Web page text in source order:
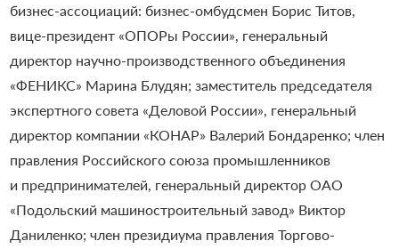
бизнес-ассоциаций: бизнес-омбудсмен Борис Титов,
вице-президент «ОПОРы России», генеральный
директор научно-производственного объединения
«ФЕНИКС» Марина Блудян; заместитель председателя
экспертного совета «Деловой России», генеральный
директор компании «КОНАР» Валерий Бондаренко; член
правления Российского союза промышленников
и предпринимателей, генеральный директор ОАО
«Подольский машиностроительный завод» Виктор
Даниленко; член президиума правления Торгово-